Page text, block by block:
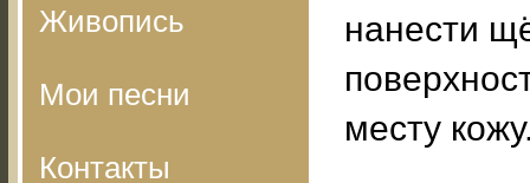
Живопись
Мои песни
Контакты
нанести
месту